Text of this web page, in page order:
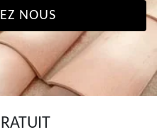
NOUS